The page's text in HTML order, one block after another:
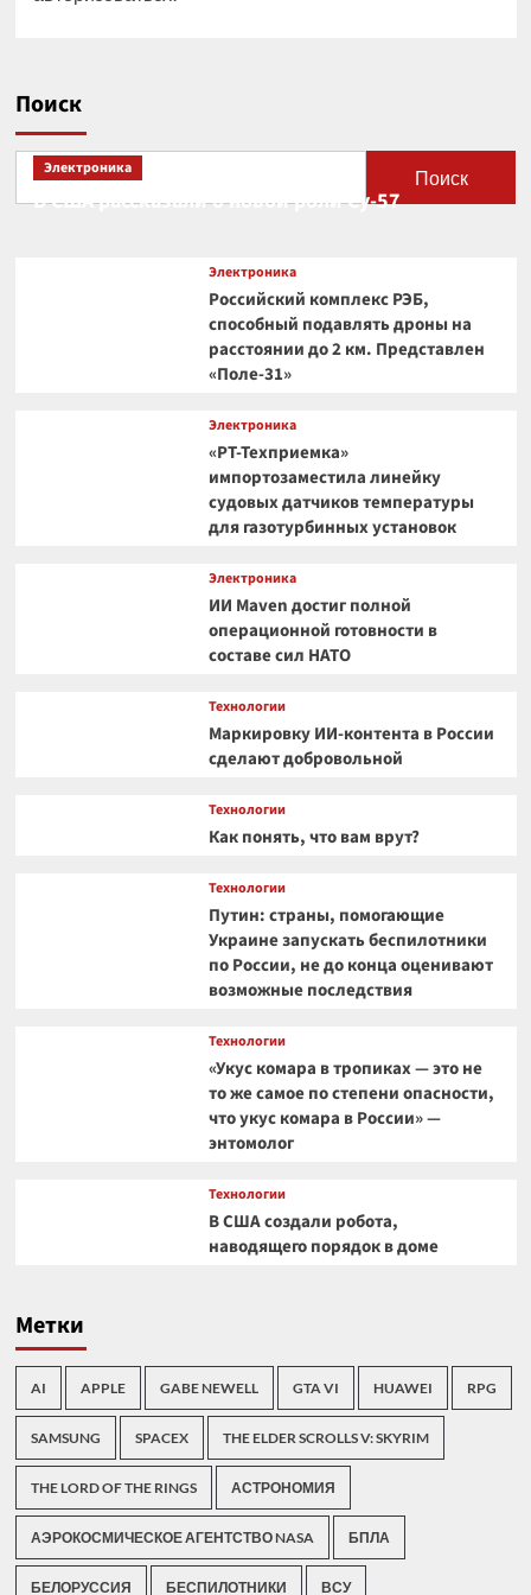
Поиск
Поиск
Электроника
В США рассказали о новой роли Су-57
Электроника
Российский комплекс РЭБ,
способный подавлять дроны на
расстоянии до 2 км. Представлен
«Поле-31»
Электроника
«РТ-Техприемка»
импортозаместила линейку
судовых датчиков температуры
для газотурбинных установок
Электроника
ИИ Maven достиг полной
операционной готовности в
составе сил НАТО
Технологии
Маркировку ИИ-контента в России
сделают добровольной
Технологии
Как понять, что вам врут?
Технологии
Путин: страны, помогающие
Украине запускать беспилотники
по России, не до конца оценивают
возможные последствия
Технологии
«Укус комара в тропиках — это не
то же самое по степени опасности,
что укус комара в России» —
энтомолог
Технологии
В США создали робота,
наводящего порядок в доме
Метки
AI APPLE GABE NEWELL GTA VI HUAWEI RPG
SAMSUNG SPACEX THE ELDER SCROLLS V: SKYRIM
THE LORD OF THE RINGS АСТРОНОМИЯ
АЭРОКОСМИЧЕСКОЕ АГЕНТСТВО NASA БПЛА
БЕЛОРУССИЯ БЕСПИЛОТНИКИ ВСУ